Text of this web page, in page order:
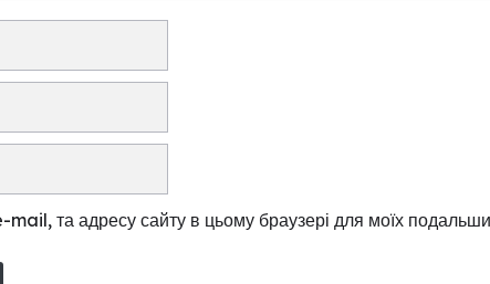
mail, та адресу сайту в цьому браузері для моїх